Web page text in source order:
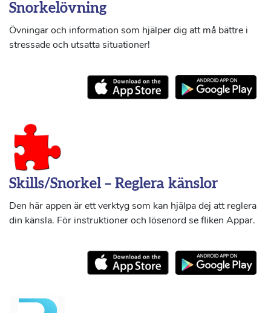
Snorkelövning
Övningar och information som hjälper dig att må bättre i
stressade och utsatta situationer!
Skills/Snorkel – Reglera känslor
Den här appen är ett verktyg som kan hjälpa dej att reglera
din känsla. För instruktioner och lösenord se fliken Appar.